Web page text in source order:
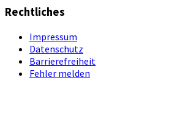
Rechtliches
Impressum
Datenschutz
Barrierefreiheit
Fehler melden